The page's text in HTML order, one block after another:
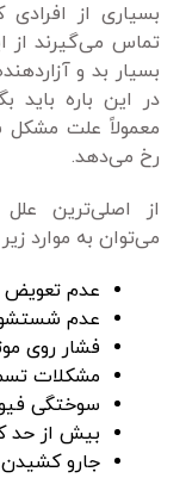
بسیاری از افرادی
تماس می‌گیرند از
بسیار بد و
در این باره باید
معمولاً علت
رخ می‌دهد.
از اصلی‌ترین
می‌توان به موارد
عدم تعویض
عدم شستشو
فشار روی
مشکلات
سوختگی
بیش از حد
جارو